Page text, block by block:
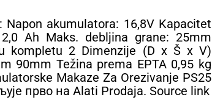
Napon akumulatora: 16,8V Kapacitet
Ah Maks. debljina grane: 25mm
kompletu 2 Dimenzije (D x Š x V)
90mm Težina prema EPTA 0,95 kg
Makaze Za Orezivanje PS25
прво на Alati Prodaja. Source link